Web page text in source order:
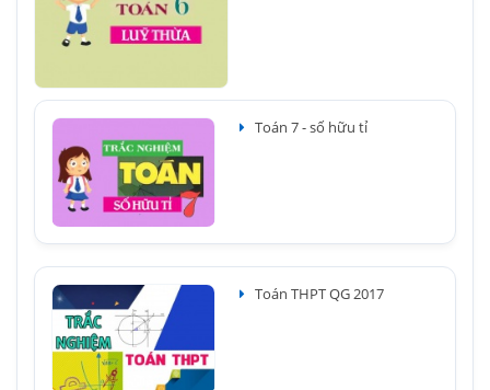
Toán 7 - số hữu tỉ
Toán THPT QG 2017